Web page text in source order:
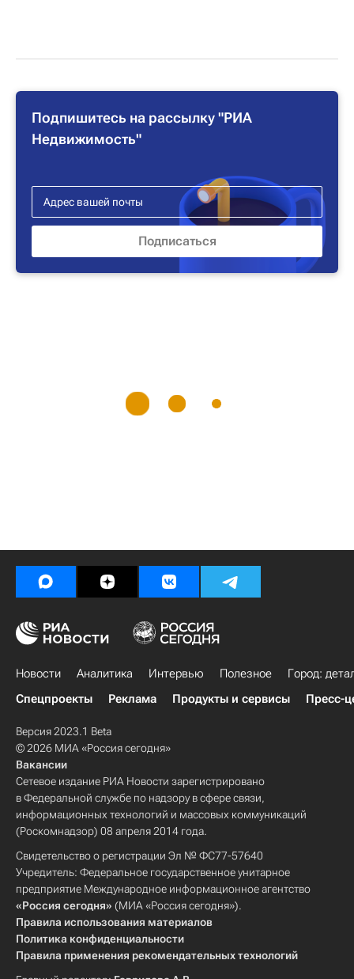
Подпишитесь на рассылку "РИА
Недвижимость"
Новости Аналитика Интервью Полезное
Город:
Спецпроекты
Реклама Продукты и сервисы Пресс-
Версия 2023.1 Beta
© 2026 МИА «Россия сегодня»
Вакансии
Сетевое издание РИА Новости зарегистрировано
в Федеральной службе по надзору в сфере связи,
информационных технологий и массовых коммуникаций
(Роскомнадзор) 08 апреля 2014 года.
Свидетельство о регистрации Эл № ФС77-57640
Учредитель: Федеральное государственное унитарное
предприятие Международное информационное агентство
«Россия сегодня» (МИА «Россия сегодня»).
Правила использования материалов
Политика конфиденциальности
Правила применения рекомендательных технологий